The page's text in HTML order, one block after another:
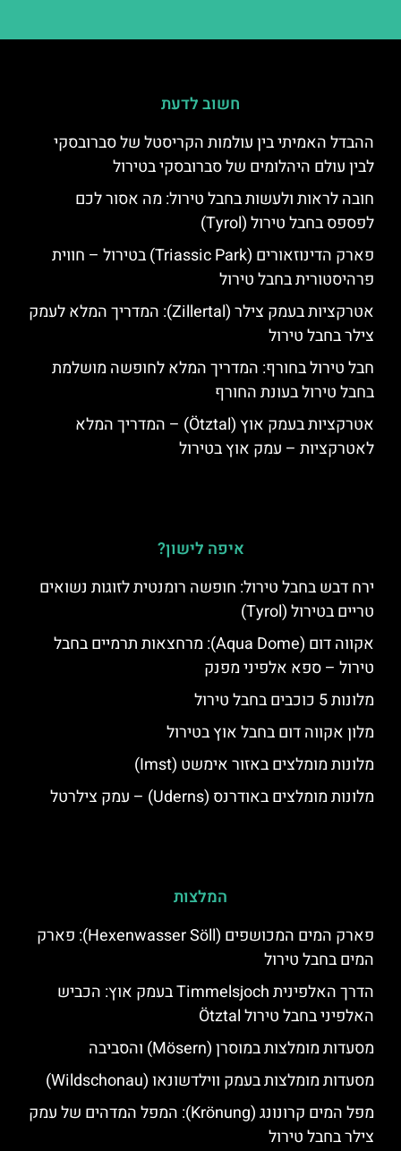
חשוב לדעת
ההבדל האמיתי בין עולמות הקריסטל של סברובסקי
לבין עולם היהלומים של סברובסקי בטירול
חובה לראות ולעשות בחבל טירול: מה אסור לכם
לפספס בחבל טירול (Tyrol)
פארק הדינוזאורים (Triassic Park) בטירול – חווית
פרהיסטורית בחבל טירול
אטרקציות בעמק צילר (Zillertal): המדריך המלא לעמק
צילר בחבל טירול
חבל טירול בחורף: המדריך המלא לחופשה מושלמת
בחבל טירול בעונת החורף
אטרקציות בעמק אוץ (Ötztal) – המדריך המלא
לאטרקציות – עמק אוץ בטירול
איפה לישון?
ירח דבש בחבל טירול: חופשה רומנטית לזוגות נשואים
טריים בטירול (Tyrol)
אקווה דום (Aqua Dome): מרחצאות תרמיים בחבל
טירול – ספא אלפיני מפנק
מלונות 5 כוכבים בחבל טירול
מלון אקווה דום בחבל אוץ בטירול
מלונות מומלצים באזור אימשט (Imst)
מלונות מומלצים באודרנס (Uderns) – עמק צילרטל
המלצות
פארק המים המכושפים (Hexenwasser Söll): פארק
המים בחבל טירול
הדרך האלפינית Timmelsjoch בעמק אוץ: הכביש
האלפיני בחבל טירול Ötztal
מסעדות מומלצות במוסרן (Mösern) והסביבה
מסעדות מומלצות בעמק ווילדשונאו (Wildschonau)
מפל המים קרונונג (Krönung): המפל המדהים של עמק
צילר בחבל טירול